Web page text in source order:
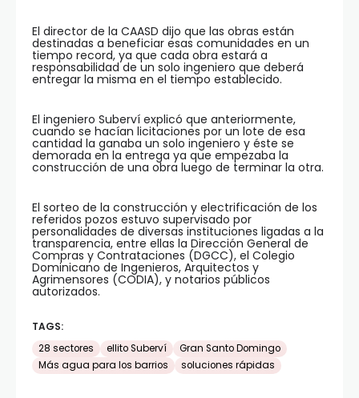
El director de la CAASD dijo que las obras están
destinadas a beneficiar esas comunidades en un
tiempo record, ya que cada obra estará a
responsabilidad de un solo ingeniero que deberá
entregar la misma en el tiempo establecido.
El ingeniero Suberví explicó que anteriormente,
cuando se hacían licitaciones por un lote de esa
cantidad la ganaba un solo ingeniero y éste se
demorada en la entrega ya que empezaba la
construcción de una obra luego de terminar la otra.
El sorteo de la construcción y electrificación de los
referidos pozos estuvo supervisado por
personalidades de diversas instituciones ligadas a la
transparencia, entre ellas la Dirección General de
Compras y Contrataciones (DGCC), el Colegio
Dominicano de Ingenieros, Arquitectos y
Agrimensores (CODIA), y notarios públicos
autorizados.
TAGS:
28 sectores
ellito Suberví
Gran Santo Domingo
Más agua para los barrios
soluciones rápidas